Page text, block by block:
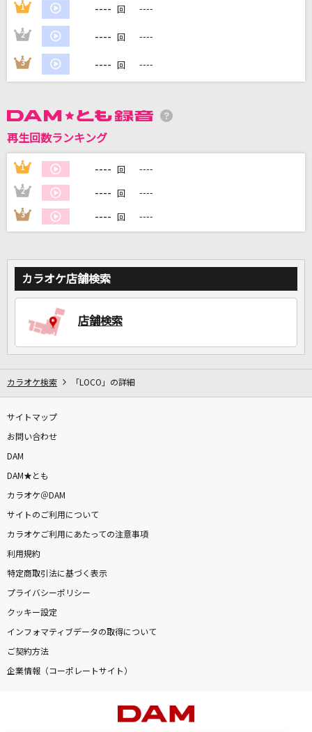
カラオケ最新情報をチェック！
1 ---- 回 ----
2 ---- 回 ----
3 ---- 回 ----
再生回数ランキング
1 ---- 回 ----
2 ---- 回 ----
3 ---- 回 ----
カラオケ店舗検索
店舗検索
カラオケ検索 「LOCO」の詳細
サイトマップ
お問い合わせ
DAM
DAM★とも
カラオケ＠DAM
サイトのご利用について
カラオケご利用にあたっての注意事項
利用規約
特定商取引法に基づく表示
プライバシーポリシー
クッキー設定
インフォマティブデータの取得について
ご契約方法
企業情報（コーポレートサイト）